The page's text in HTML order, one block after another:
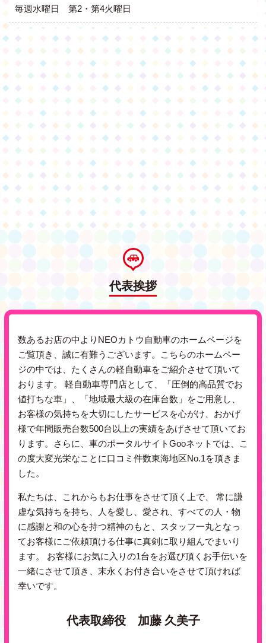
毎週水曜日 第2・第4火曜日
代表挨拶
数あるお店の中よりNEOカトウ自動車のホームページを
ご覧頂き、誠に有難うございます。
こちらのホームペー
ジの中では、たくさんの軽自動車をご紹介させて頂いて
おります。
軽自動車専門店として、「圧倒的高品質でお
値打ちな車」、「地域最大級の在庫台数」をご用意し、
お客様の気持ちを大切にしたサービスを心がけ、おかげ
様で年間販売台数500台以上の実績をあげさせて頂いてお
ります。
さらに、車のポータルサイトGooネットでは、こ
の度大変光栄なことに口コミ件数東海地区No.1を頂きま
した。
私たちは、これからもお仕事をさせて頂く上で、 常に謙
虚な気持ちを持ち、人を愛し、愛され、すべての人・物
に感謝と和の心を持つ精神のもと、スタッフ一丸となっ
てお客様にご依頼頂ける仕事に真剣に取り組んでまいり
ます。
お客様にお気に入りの1台をお選び頂くお手伝いを
一緒にさせて頂き、末永くお付き合いをさせて頂ければ
幸いです。
代表取締役 加藤 久美子